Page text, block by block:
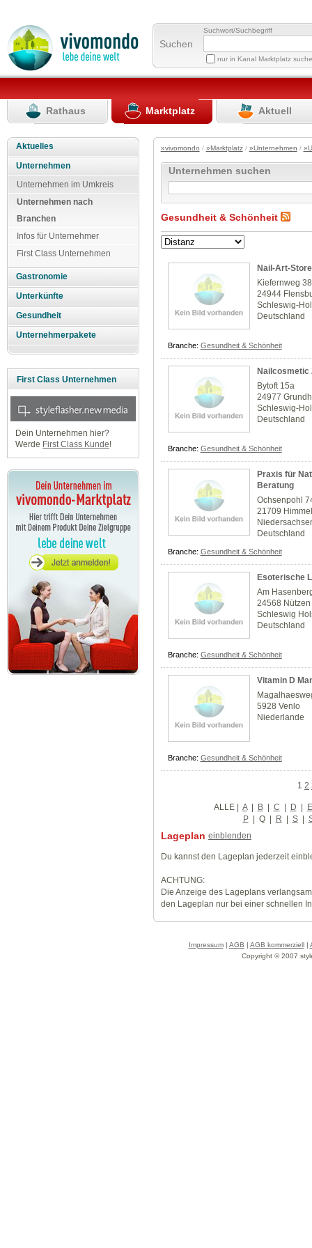
Suchen
Suchwort/Suchbegriff
nur in Kanal Marktplatz
Rathaus Marktplatz Aktuell
Aktuelles
Unternehmen
Unternehmen im Umkreis
Unternehmen nach
Branchen
Infos für Unternehmer
First Class Unternehmen
Gastronomie
Unterkünfte
Gesundheit
Unternehmerpakete
First Class Unternehmen
Dein Unternehmen hier?
Werde First Class Kunde!
»vivomondo / »Marktplatz/ »Unternehmen /
Unternehmen suchen
Gesundheit & Schönheit
Nail-Art-
Kiefernweg
24944
Schleswig-
Deutschland
Branche: Gesundheit & Schönheit
Nailcosmetic
Bytoft 15a
24977
Schleswig-
Deutschland
Branche: Gesundheit & Schönheit
Praxis für
Beratung
Ochsenpohl
21709
Deutschland
Branche: Gesundheit & Schönheit
Esoterische
Am
24568 Nützen
Schleswig
Deutschland
Branche: Gesundheit & Schönheit
Vitamin D
5928 Venlo
Niederlande
Branche: Gesundheit & Schönheit
1 2
ALLE| A | B | C | D | E
P | Q | R | S |
Lageplan einblenden
Du kannst den Lageplan jederzeit
ACHTUNG:
Die Anzeige des Lageplans
den Lageplan nur bei einer schnellen
Impressum| AGB | AGB kommerziell|
Copyright © 2007